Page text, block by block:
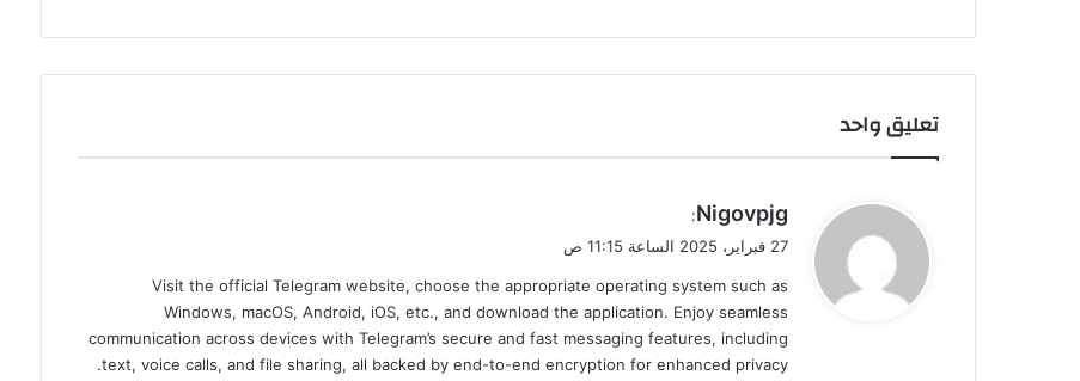
تعليق واحد
ي
ق
ل
Nigovpjg
:
27 فبراير، 2025 الساعة 11:15 ص
Visit the official Telegram website, choose the appropriate operating system such as
Windows, macOS, Android, iOS, etc., and download the application. Enjoy seamless
communication across devices with Telegram’s secure and fast messaging features, including
text, voice calls, and file sharing, all backed by end-to-end encryption for enhanced privacy.